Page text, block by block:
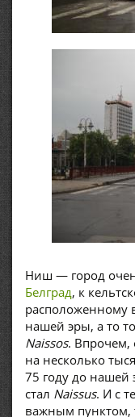
Ниш — город
Белград, к
расположенному
нашей эры, а то
Naissos. Впрочем,
на несколько
75 году до
стал Naissus. И с
важным пунктом,